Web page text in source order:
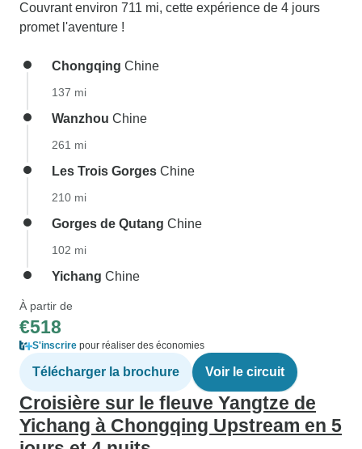
Couvrant environ 711 mi, cette expérience de 4 jours
promet l'aventure !
Chongqing Chine
137 mi
Wanzhou Chine
261 mi
Les Trois Gorges Chine
210 mi
Gorges de Qutang Chine
102 mi
Yichang Chine
À partir de
€518
S'inscrire pour réaliser des économies
Télécharger la brochure Voir le circuit
Croisière sur le fleuve Yangtze de
Yichang à Chongqing Upstream en 5